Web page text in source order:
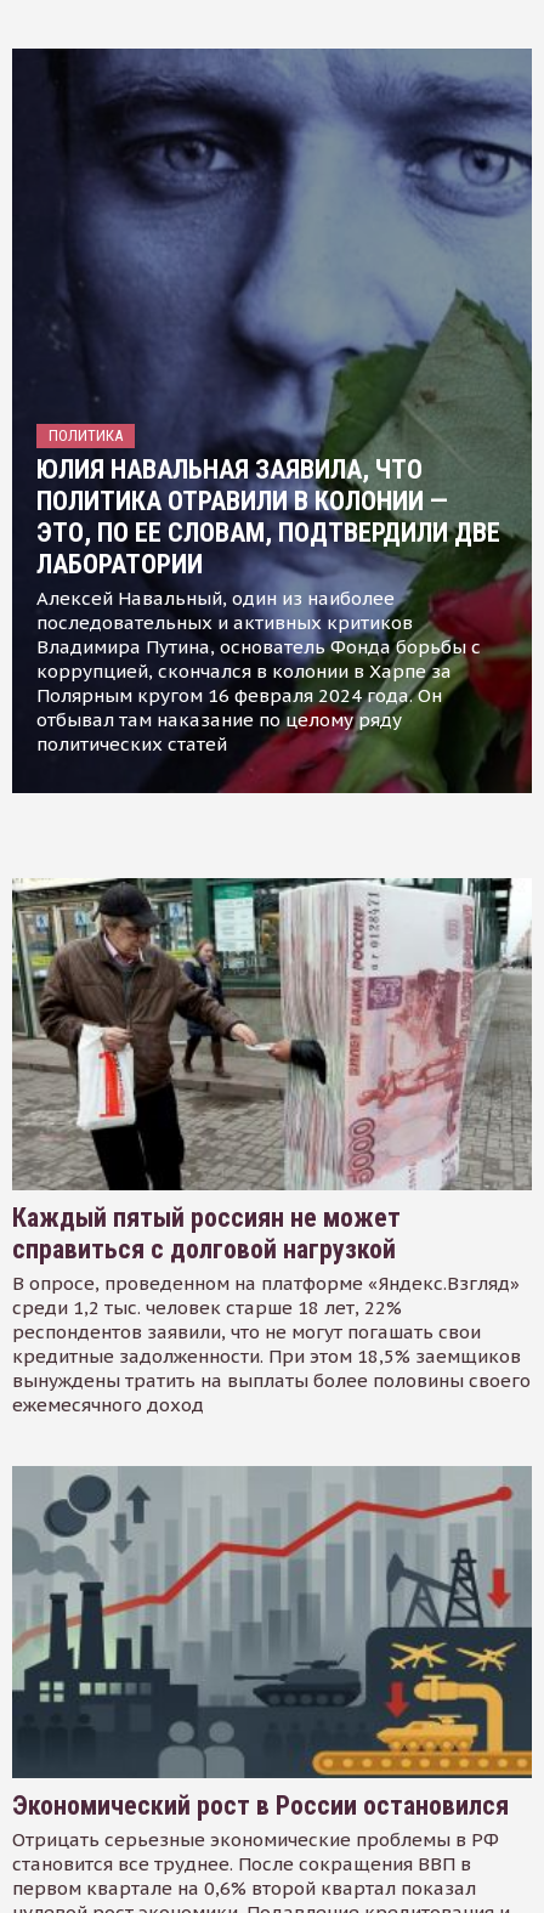
ПОЛИТИКА
ЮЛИЯ НАВАЛЬНАЯ ЗАЯВИЛА, ЧТО
ПОЛИТИКА ОТРАВИЛИ В КОЛОНИИ —
ЭТО, ПО ЕЕ СЛОВАМ, ПОДТВЕРДИЛИ ДВЕ
ЛАБОРАТОРИИ
Алексей Навальный, один из наиболее
последовательных и активных критиков
Владимира Путина, основатель Фонда борьбы с
коррупцией, скончался в колонии в Харпе за
Полярным кругом 16 февраля 2024 года. Он
отбывал там наказание по целому ряду
политических статей
Каждый пятый россиян не может
справиться с долговой нагрузкой
В опросе, проведенном на платформе «Яндекс.Взгляд»
среди 1,2 тыс. человек старше 18 лет, 22%
респондентов заявили, что не могут погашать свои
кредитные задолженности. При этом 18,5% заемщиков
вынуждены тратить на выплаты более половины своего
ежемесячного доход
Экономический рост в России остановился
Отрицать серьезные экономические проблемы в РФ
становится все труднее. После сокращения ВВП в
первом квартале на 0,6% второй квартал показал